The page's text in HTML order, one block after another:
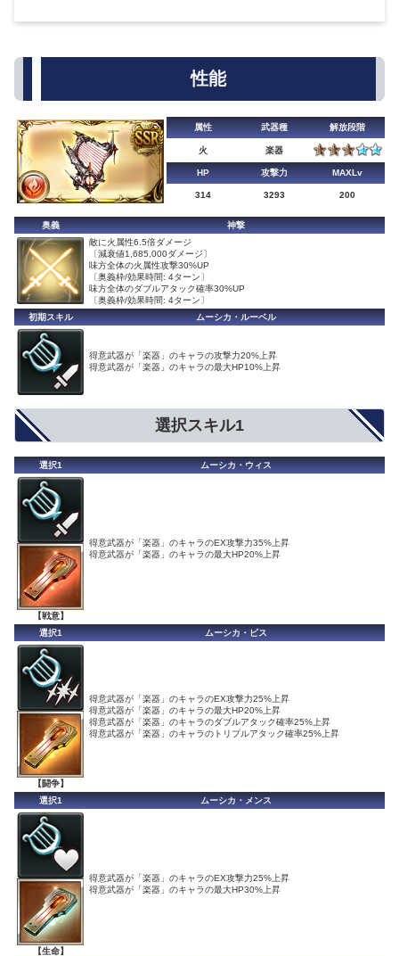
性能
属性 武器種 解放段階
火 楽器
HP 攻撃力 MAXLv
314 3293 200
奥義
神撃
敵に火属性6.5倍ダメージ
〔減衰値1,685,000ダメージ〕
味方全体の火属性攻撃30%UP
〔奥義枠/効果時間: 4ターン〕
味方全体のダブルアタック確率30%UP
〔奥義枠/効果時間: 4ターン〕
初期スキル
ムーシカ・ルーベル
得意武器が「楽器」のキャラの攻撃力20%上昇
得意武器が「楽器」のキャラの最大HP10%上昇
選択スキル1
選択1 ムーシカ・ウィス
【戦意】
得意武器が「楽器」のキャラのEX攻撃力35%上昇
得意武器が「楽器」のキャラの最大HP20%上昇
選択1 ムーシカ・ビス
【闘争】
得意武器が「楽器」のキャラのEX攻撃力25%上昇
得意武器が「楽器」のキャラの最大HP20%上昇
得意武器が「楽器」のキャラのダブルアタック確率25%上昇
得意武器が「楽器」のキャラのトリプルアタック確率25%上昇
選択1 ムーシカ・メンス
【生命】
得意武器が「楽器」のキャラのEX攻撃力25%上昇
得意武器が「楽器」のキャラの最大HP30%上昇